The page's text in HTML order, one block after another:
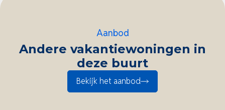
Aanbod
Andere vakantiewoningen in
deze buurt
Bekijk het aanbod